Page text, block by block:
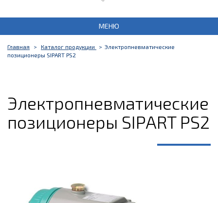
МЕНЮ
Главная Каталог продукции
Электропневматические
позиционеры SIPART PS2
Электропневматические
позиционеры SIPART PS2